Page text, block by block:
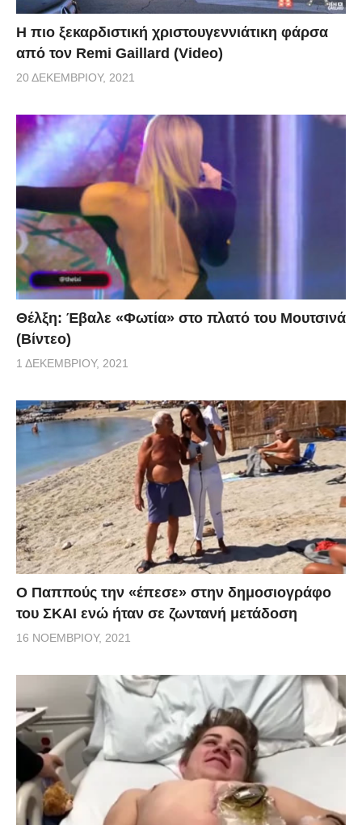
Η πιο ξεκαρδιστική χριστουγεννιάτικη φάρσα
από τον Remi Gaillard (Video)
20 ΔΕΚΕΜΒΡΊΟΥ, 2021
Θέλξη: Έβαλε «Φωτία» στο πλατό του Μουτσινά
(Βίντεο)
1 ΔΕΚΕΜΒΡΊΟΥ, 2021
Ο Παππούς την «έπεσε» στην δημοσιογράφο
του ΣΚΑΙ ενώ ήταν σε ζωντανή μετάδοση
16 ΝΟΕΜΒΡΊΟΥ, 2021